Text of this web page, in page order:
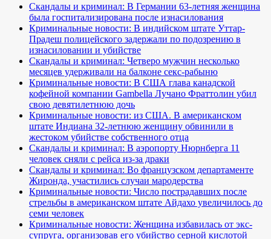
Скандалы и криминал: В Германии 63-летняя женщина
была госпитализирована после изнасилования
Криминальные новости: В индийском штате Уттар-
Прадеш полицейского задержали по подозрению в
изнасиловании и убийстве
Скандалы и криминал: Четверо мужчин несколько
месяцев удерживали на балконе секс-рабыню
Криминальные новости: В США глава канадской
кофейной компании Gambella Лучано Фраттолин убил
свою девятилетнюю дочь
Криминальные новости: из США. В американском
штате Индиана 32-летнюю женщину обвинили в
жестоком убийстве собственного отца
Скандалы и криминал: В аэропорту Нюрнберга 11
человек сняли с рейса из-за драки
Скандалы и криминал: Во французском департаменте
Жиронда, участились случаи мародерства
Криминальные новости: Число пострадавших после
стрельбы в американском штате Айдахо увеличилось до
семи человек
Криминальные новости: Женщина избавилась от экс-
супруга, организовав его убийство серной кислотой